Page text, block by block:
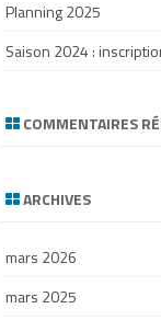
Planning 2025
Saison 2024 :
COMMENTAIRES
ARCHIVES
mars 2026
mars 2025